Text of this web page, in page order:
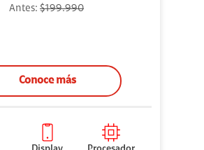
Antes: $199.990
Conoce más